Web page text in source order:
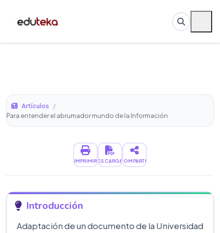
Artículos
/
Para entender el abrumador mundo de la Información
IMPRIMIRDESCARGARCOMPARTIR
Introducción
Adaptación de un documento de la Universidad